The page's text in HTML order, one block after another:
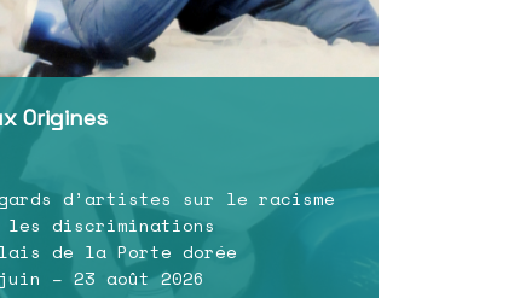
Origines
d’artistes sur le racisme
discriminations
de la Porte dorée
– 23 août 2026